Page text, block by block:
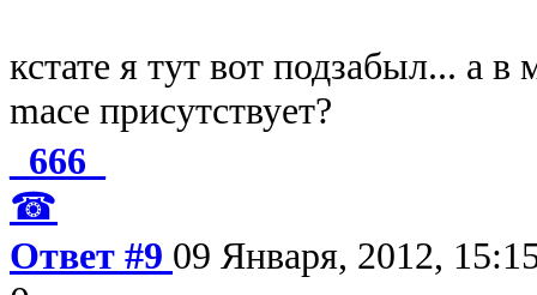
кстате я тут вот подзабыл... а
mace присутствует?
_666_
☎
Ответ #9 09 Января, 2012,